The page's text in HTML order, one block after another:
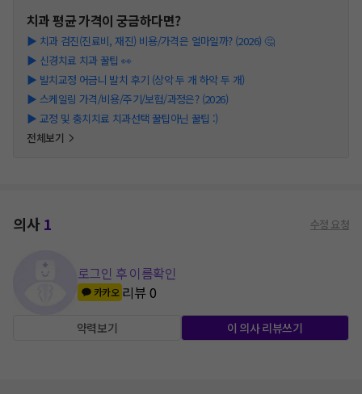
치과평균 가격이 궁금하다면?
▶ 치과 검진(진료비, 재진) 비용/가격은 얼마일까? (2026) 🤔
▶ 신경치료 치과 꿀팁 👀
▶ 발치교정 어금니 발치 후기 (상악 두 개 하악 두 개)
▶ 스케일링 가격/비용/주기/보험/과정은? (2026)
▶ 교정 및 충치치료 치과선택 꿀팁아닌 꿀팁 :)
전체보기
의사1 수정 요청
로그인 후 이름확인
카카오 리뷰0
약력보기 이 의사 리뷰쓰기